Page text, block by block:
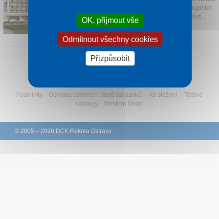
Kontakt
Őrség nabízí svým hostům relaxaci v koupelích
se středozemní atmosférou a kuchyni před...
1 noc od2 190 Kč
Podmínky – Ochrana osobních údajů zákazníků – Ke stažení – Tištěné
katalogy – Western Union
© 2005 – 2026 DCK Rekrea Ostrava
OK, přijmout vše
Odmítnout všechny cookies
Přizpůsobit